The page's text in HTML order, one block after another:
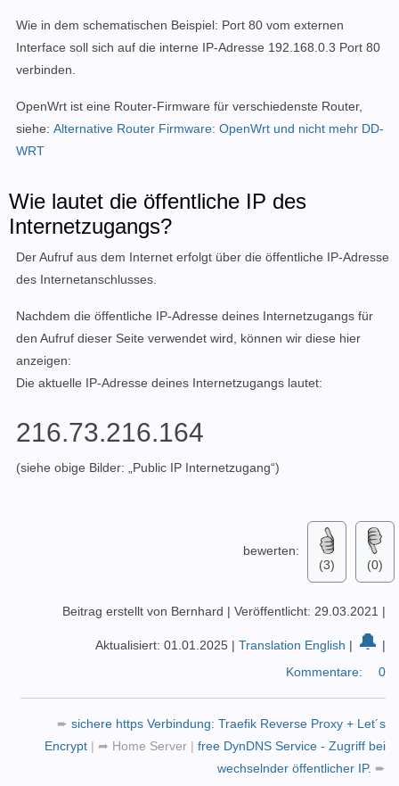
Wie in dem schematischen Beispiel: Port 80 vom externen
Interface soll sich auf die interne IP-Adresse 192.168.0.3 Port 80
verbinden.
OpenWrt ist eine Router-Firmware für verschiedenste Router,
siehe: Alternative Router Firmware: OpenWrt und nicht mehr DD-
WRT
Wie lautet die öffentliche IP des
Internetzugangs?
Der Aufruf aus dem Internet erfolgt über die öffentliche IP-Adresse
des Internetanschlusses.
Nachdem die öffentliche IP-Adresse deines Internetzugangs für
den Aufruf dieser Seite verwendet wird, können wir diese hier
anzeigen:
Die aktuelle IP-Adresse deines Internetzugangs lautet:
216.73.216.164
(siehe obige Bilder: „Public IP Internetzugang“)
bewerten:
(3)
(0)
Beitrag erstellt von Bernhard | Veröffentlicht: 29.03.2021 |
Aktualisiert: 01.01.2025 | Translation English | 🔔 |
Kommentare:
0
➨ sichere https Verbindung: Traefik Reverse Proxy + Let´s
Encrypt | ➦ Home Server | free DynDNS Service - Zugriff bei
wechselnder öffentlicher IP. ➨